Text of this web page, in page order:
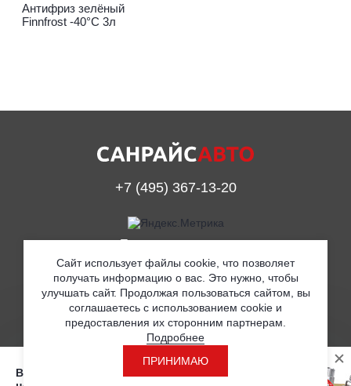
Антифриз зелёный
Finnfrost -40°С 3л
Вы находитесь на странице с розничными
+7 (495) 367-13-20
Принимаем к оплате
© ООО «Санрайс Авто» 2019
Согласие на обработку персональных данных
Политика в отношении обработки персональных данных
Сайт использует файлы cookie, что позволяет
получать информацию о вас. Это нужно, чтобы
улучшать сайт. Продолжая пользоваться сайтом, вы
соглашаетесь с использованием cookie и
предоставления их сторонним партнерам.
Подробнее
ПРИНИМАЮ